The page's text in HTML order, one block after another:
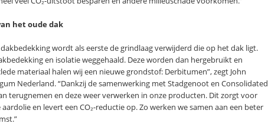
het oude dak
wordt als eerste de grindlaag verwijderd die op het dak ligt.
en isolatie weggehaald. Deze worden dan hergebruikt en
materiaal halen wij een nieuwe grondstof: Derbitumen”, zegt John
Nederland. “Dankzij de samenwerking met Stadgenoot en Consolidated
terugnemen en deze weer verwerken in onze producten. Dit zorgt voor
en levert een CO₂-reductie op. Zo werken we samen aan een beter